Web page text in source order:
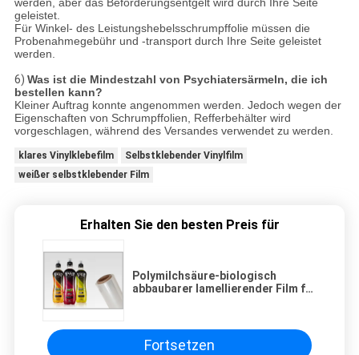
geleistet.
Für Winkel- des Leistungshebelsschrumpffolie müssen die
Probenahmegebühr und -transport durch Ihre Seite geleistet
werden.
6) Was ist die Mindestzahl von Psychiatersärmeln, die ich
bestellen kann?
Kleiner Auftrag konnte angenommen werden. Jedoch wegen der
Eigenschaften von Schrumpffolien, Refferbehälter wird
vorgeschlagen, während des Versandes verwendet zu werden.
klares Vinylklebefilm
Selbstklebender Vinylfilm
weißer selbstklebender Film
Erhalten Sie den besten Preis für
Polymilchsäure-biologisch
abbaubarer lamellierender Film für
Fortsetzen